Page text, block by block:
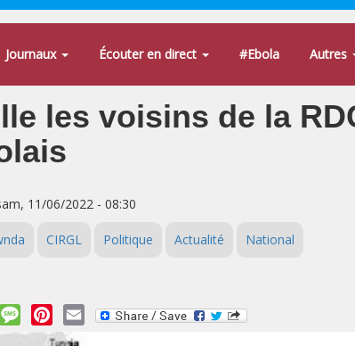
Journaux Écouter en direct #Ebola Autres
les voisins de la
11/06/2022 - 08:30
CIRGL Politique Actualité National
MessagePinterest
Email